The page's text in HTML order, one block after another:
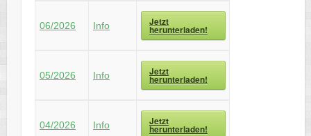
06/2026 Info Jetzt
herunterladen!
05/2026 Info Jetzt
herunterladen!
04/2026 Info Jetzt
herunterladen!